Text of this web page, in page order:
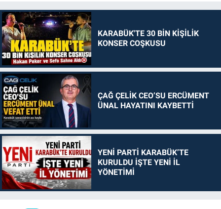
KARABÜK'TE 30 BİN KİŞİLİK
KONSER COŞKUSU
ÇAĞ ÇELİK CEO’SU ERCÜMENT
ÜNAL HAYATINI KAYBETTİ
YENİ PARTİ KARABÜK’TE
KURULDU İŞTE YENİ İL
YÖNETİMİ